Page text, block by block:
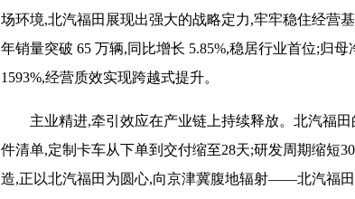
场环境,北汽福田展现出强大的战略定力,牢牢稳住经营
年销量突破 65 万辆,同比增长 5.85%,稳居行业首位;归
1593%,经营质效实现跨越式提升。
主业精进,牵引效应在产业链上持续释放。北汽福
件清单,定制卡车从下单到交付缩至28天;研发周期缩短
造,正以北汽福田为圆心,向京津冀腹地辐射——北汽福